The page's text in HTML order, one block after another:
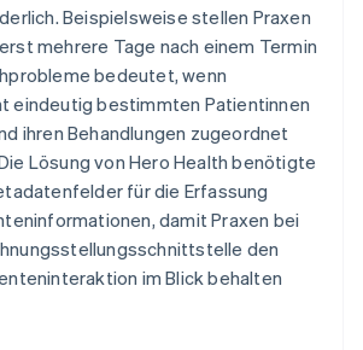
Beispielsweise stellen Praxen
mehrere Tage nach einem Termin
bedeutet, wenn
eindeutig bestimmten Patientinnen
ihren Behandlungen zugeordnet
Lösung von Hero Health benötigte
für die Erfassung
damit Praxen bei
den
im Blick behalten